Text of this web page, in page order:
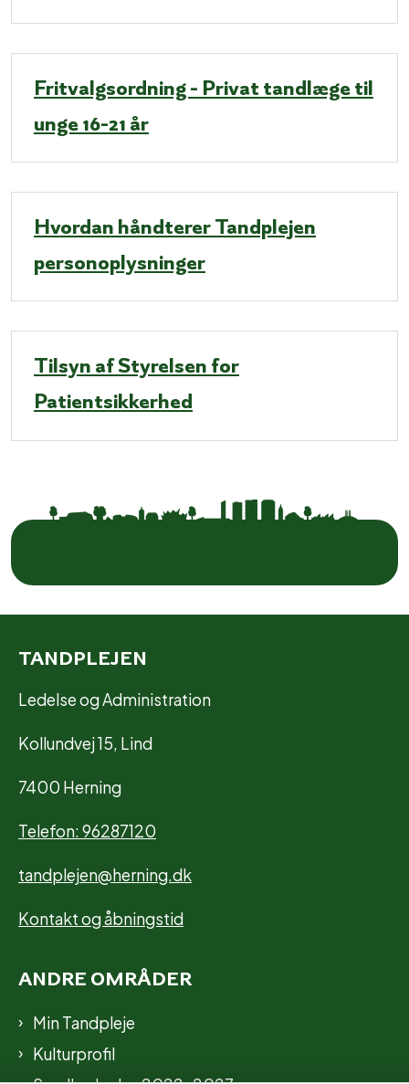
Fritvalgsordning - Privat tandlæge til
unge 16-21 år
Hvordan håndterer Tandplejen
personoplysninger
Tilsyn af Styrelsen for
Patientsikkerhed
TANDPLEJEN
Ledelse og Administration
Kollundvej 15, Lind
7400 Herning
Telefon: 96287120
tandplejen@herning.dk
Kontakt og åbningstid
ANDRE OMRÅDER
Min Tandpleje
Kulturprofil